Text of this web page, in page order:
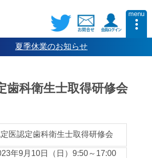
menu
夏季休業のお知らせ
歯科衛生士取得研修会
医認定歯科衛生士取得研修会
年9月10日（日）9:50～17:00